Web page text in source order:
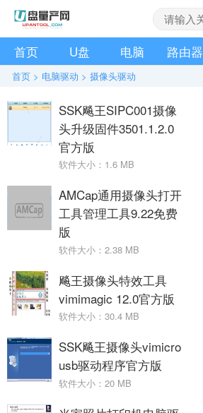
首页 U盘 电脑 路由器
首页 > 电脑驱动 > 摄像头驱动
SSK飚王SIPC001摄像
头升级固件3501.1.2.0
官方版
软件大小：1.6 MB
AMCap通用摄像头打开
工具管理工具9.22免费
版
软件大小：2.38 MB
飚王摄像头特效工具
vimimagic 12.0官方版
软件大小：30.4 MB
SSK飚王摄像头vimicro
usb驱动程序官方版
软件大小：20 MB